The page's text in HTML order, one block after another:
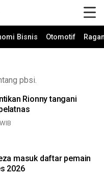
Bisnis Otomotif
pbsi.
Rionny tangani
masuk daftar pemain
2026